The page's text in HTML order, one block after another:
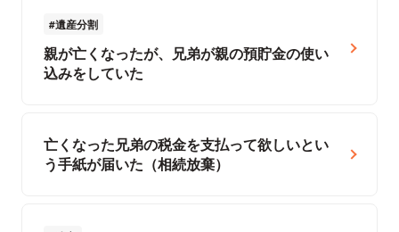
遺産分割
親が亡くなったが、兄弟が親の預貯金の使い
込みをしていた
亡くなった兄弟の税金を支払って欲しいとい
う手紙が届いた（相続放棄）